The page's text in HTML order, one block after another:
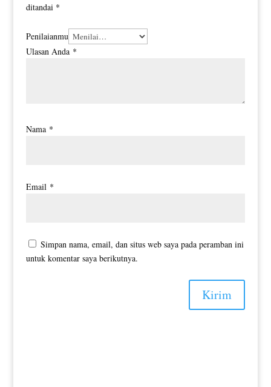
ditandai *
Penilaianmu
Ulasan Anda *
Nama *
Email *
Simpan nama, email, dan situs web saya pada peramban ini
untuk komentar saya berikutnya.
Kirim